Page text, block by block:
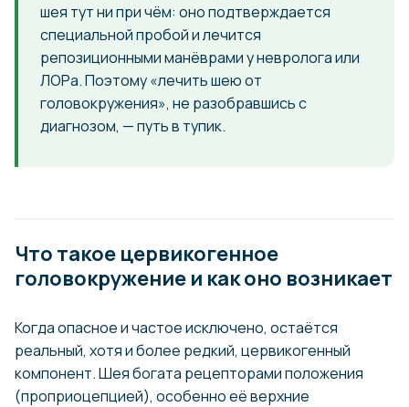
шея тут ни при чём: оно подтверждается
специальной пробой и лечится
репозиционными манёврами у невролога или
ЛОРа. Поэтому «лечить шею от
головокружения», не разобравшись с
диагнозом, — путь в тупик.
Что такое цервикогенное
головокружение и как оно возникает
Когда опасное и частое исключено, остаётся
реальный, хотя и более редкий, цервикогенный
компонент. Шея богата рецепторами положения
(проприоцепцией), особенно её верхние